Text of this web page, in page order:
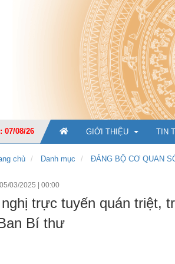
07/08/26 GIỚI THIỆU
CHỨC NĂNG, NHIỆM
TIN
chủ Danh mục ĐẢNG BỘ CƠ QUAN
03/2025 | 00:00
nghị trực tuyến quán triệt,
Bí thư